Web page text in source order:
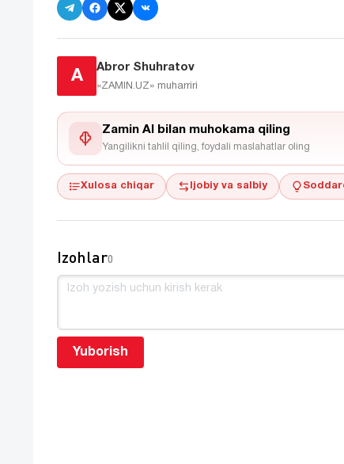
A
Abror Shuhratov
«ZAMIN.UZ» muharriri
Zamin AI bilan muhokama qiling
Yangilikni tahlil qiling, foydali maslahatlar oling
Xulosa chiqar Ijobiy va salbiy
Izohlar0
Yuborish